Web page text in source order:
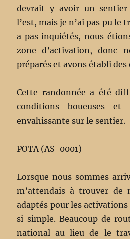
devrait y avoir un
l’est, mais je n’ai pas pu le
a pas inquiétés, nous
zone d’activation, donc
préparés et avons établi
Cette randonnée a été
conditions boueuses
envahissante sur le sentier.
POTA (AS-0001)
Lorsque nous sommes
m’attendais à trouver de
adaptés pour les activations
si simple. Beaucoup de
national au lieu de le